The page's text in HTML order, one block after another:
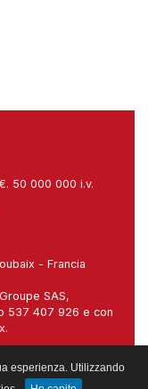
esperienza. Utilizzando
50 000 000 i.v.
- Francia
SAS,
537 407 926 e con